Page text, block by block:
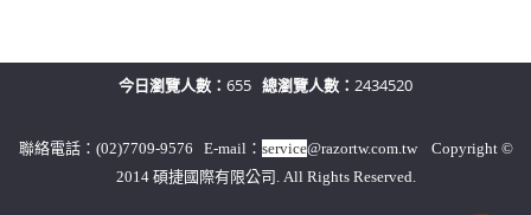
今日瀏覽人數： 655 總瀏覽人數： 2434520
聯絡電話：(02)7709-9576 E-mail： service@razortw.com.tw Copyright ©
2014 碩捷國際有限公司. All Rights Reserved.